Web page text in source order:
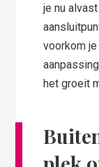
je nu
voorkom
het groeit